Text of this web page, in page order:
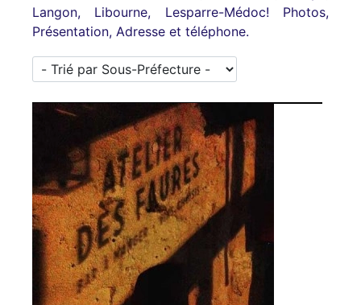
Langon, Libourne, Lesparre-Médoc! Photos,
Présentation, Adresse et téléphone.